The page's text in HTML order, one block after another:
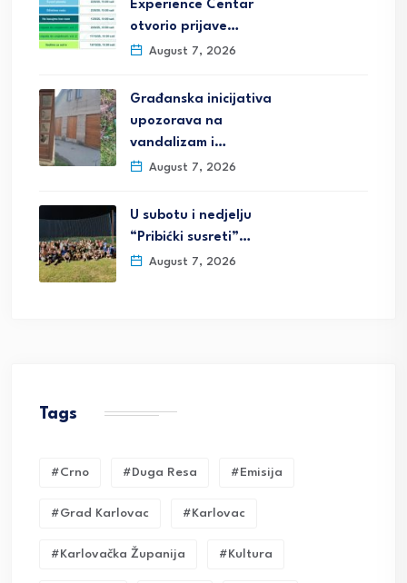
Experience Centar
otvorio prijave…
August 7, 2026
Građanska inicijativa
upozorava na
vandalizam i…
August 7, 2026
U subotu i nedjelju
“Pribićki susreti”…
August 7, 2026
Tags
#crno #duga Resa #emisija
#grad Karlovac #karlovac
#karlovačka Županija #kultura